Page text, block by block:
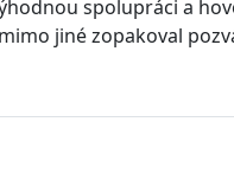
spolupráci a
jiné zopakoval